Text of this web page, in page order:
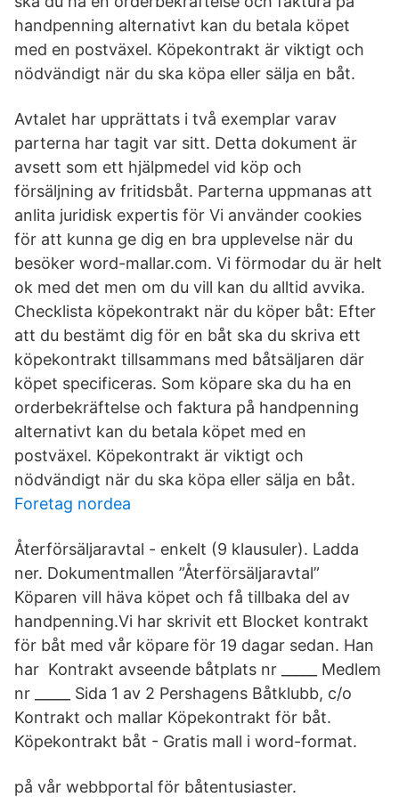
handpenning alternativt kan du betala köpet
med en postväxel. Köpekontrakt är viktigt och
nödvändigt när du ska köpa eller sälja en båt.
Avtalet har upprättats i två exemplar varav
parterna har tagit var sitt. Detta dokument är
avsett som ett hjälpmedel vid köp och
försäljning av fritidsbåt. Parterna uppmanas att
anlita juridisk expertis för Vi använder cookies
för att kunna ge dig en bra upplevelse när du
besöker word-mallar.com. Vi förmodar du är helt
ok med det men om du vill kan du alltid avvika.
Checklista köpekontrakt när du köper båt: Efter
att du bestämt dig för en båt ska du skriva ett
köpekontrakt tillsammans med båtsäljaren där
köpet specificeras. Som köpare ska du ha en
orderbekräftelse och faktura på handpenning
alternativt kan du betala köpet med en
postväxel. Köpekontrakt är viktigt och
nödvändigt när du ska köpa eller sälja en båt.
Foretag nordea
Återförsäljaravtal - enkelt (9 klausuler). Ladda
ner. Dokumentmallen ”Återförsäljaravtal”
Köparen vill häva köpet och få tillbaka del av
handpenning.Vi har skrivit ett Blocket kontrakt
för båt med vår köpare för 19 dagar sedan. Han
har Kontrakt avseende båtplats nr _____ Medlem
nr _____ Sida 1 av 2 Pershagens Båtklubb, c/o
Kontrakt och mallar Köpekontrakt för båt.
Köpekontrakt båt - Gratis mall i word-format.
på vår webbportal för båtentusiaster.